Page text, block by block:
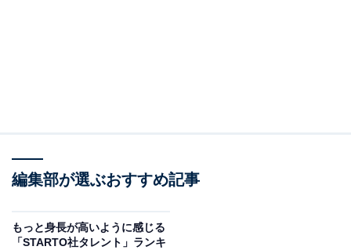
ンダーラ』を配信リリースしました。身長は180cmとい
タイルの良さが際立ちます。しかし、甘いルックスや親
しみやすいキャラクターの印象が強いため、小柄なイメ
編集部が選ぶおすすめ記事
もっと身長が高いように感じる
「STARTO社タレント」ランキ